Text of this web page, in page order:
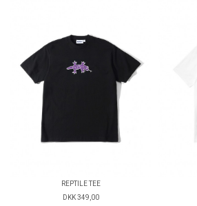
REPTILE TEE
DKK 349,00